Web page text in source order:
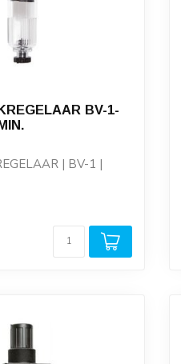
BV-1-
| BV-1 |